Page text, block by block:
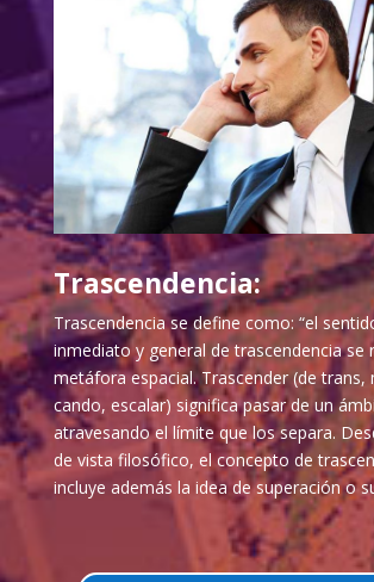
Trascendencia:
Trascendencia se define como: “el
inmediato y general de trascendencia se
metáfora espacial. Trascender (de trans,
cando, escalar) significa pasar de un
atravesando el límite que los separa.
de vista filosófico, el concepto de
incluye además la idea de superación o